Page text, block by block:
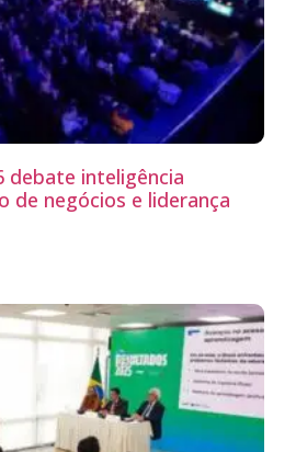
debate inteligência
de negócios e liderança